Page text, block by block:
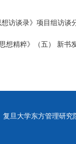
访谈录》项目组访谈
想精粹》（五） 新书
复旦大学东方管理研